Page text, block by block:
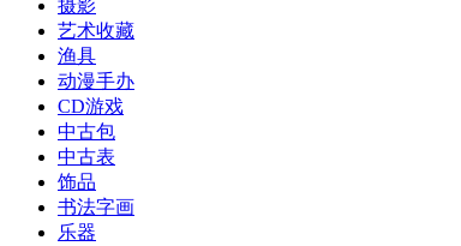
摄影
艺术收藏
渔具
动漫手办
CD游戏
中古包
中古表
饰品
书法字画
乐器